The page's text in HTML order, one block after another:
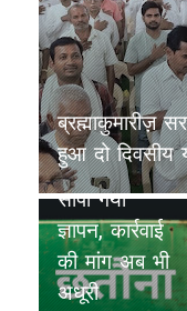
छतौना --सड़क
पर कलेक्टर
सौंपा गया
भी अधूरी
हाथियों के
कदमों से
हरियाली की
वापसी, उदंती में
‘एलीफेंट
रेस्टोरेंट’ की
शुरुआत